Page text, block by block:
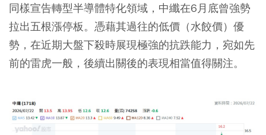
同樣宣告轉型半導體特化領域，中纖在6月底曾強勢
拉出五根漲停板。憑藉其過往的低價（水餃價）優
勢，在近期大盤下殺時展現極強的抗跌能力，宛如先
前的雷虎一般，後續出關後的表現相當值得關注。